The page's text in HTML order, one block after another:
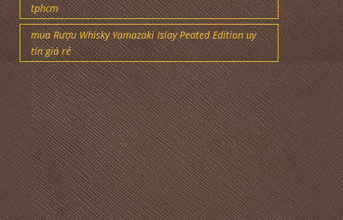
tphcm
mua Rượu Whisky Yamazaki Islay Peated Edition uy
tín giá rẻ